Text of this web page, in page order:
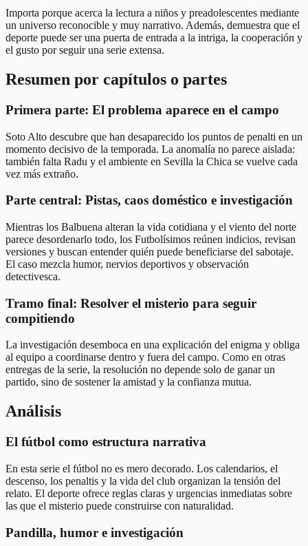
Importa porque acerca la lectura a niños y preadolescentes mediante
un universo reconocible y muy narrativo. Además, demuestra que el
deporte puede ser una puerta de entrada a la intriga, la cooperación y
el gusto por seguir una serie extensa.
Resumen por capítulos o partes
Primera parte: El problema aparece en el campo
Soto Alto descubre que han desaparecido los puntos de penalti en un
momento decisivo de la temporada. La anomalía no parece aislada:
también falta Radu y el ambiente en Sevilla la Chica se vuelve cada
vez más extraño.
Parte central: Pistas, caos doméstico e investigación
Mientras los Balbuena alteran la vida cotidiana y el viento del norte
parece desordenarlo todo, los Futbolísimos reúnen indicios, revisan
versiones y buscan entender quién puede beneficiarse del sabotaje.
El caso mezcla humor, nervios deportivos y observación
detectivesca.
Tramo final: Resolver el misterio para seguir
compitiendo
La investigación desemboca en una explicación del enigma y obliga
al equipo a coordinarse dentro y fuera del campo. Como en otras
entregas de la serie, la resolución no depende solo de ganar un
partido, sino de sostener la amistad y la confianza mutua.
Análisis
El fútbol como estructura narrativa
En esta serie el fútbol no es mero decorado. Los calendarios, el
descenso, los penaltis y la vida del club organizan la tensión del
relato. El deporte ofrece reglas claras y urgencias inmediatas sobre
las que el misterio puede construirse con naturalidad.
Pandilla, humor e investigación